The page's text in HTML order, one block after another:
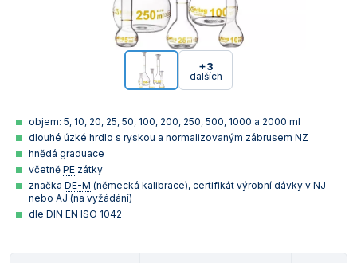
+3
dalších
objem: 5, 10, 20, 25, 50, 100, 200, 250, 500, 1000 a 2000 ml
dlouhé úzké hrdlo s ryskou a normalizovaným zábrusem NZ
hnědá graduace
včetně PE zátky
značka DE-M (německá kalibrace), certifikát výrobní dávky v NJ
nebo AJ (na vyžádání)
dle DIN EN ISO 1042